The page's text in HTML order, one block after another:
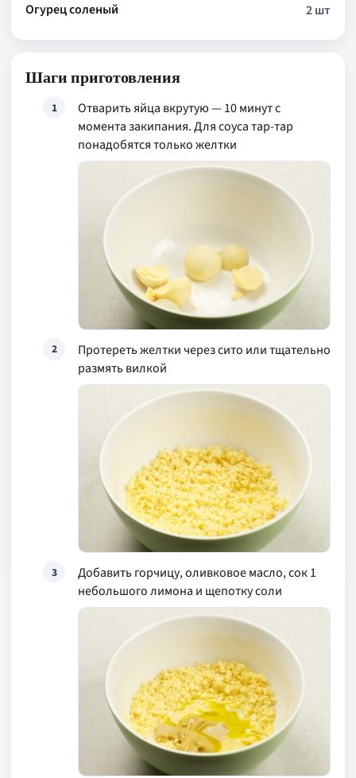
Огурец соленый 2 шт
Шаги приготовления
1
Отварить яйца вкрутую — 10 минут с
момента закипания. Для соуса тар-тар
понадобятся только желтки
2
Протереть желтки через сито или тщательно
размять вилкой
3
Добавить горчицу, оливковое масло, сок 1
небольшого лимона и щепотку соли